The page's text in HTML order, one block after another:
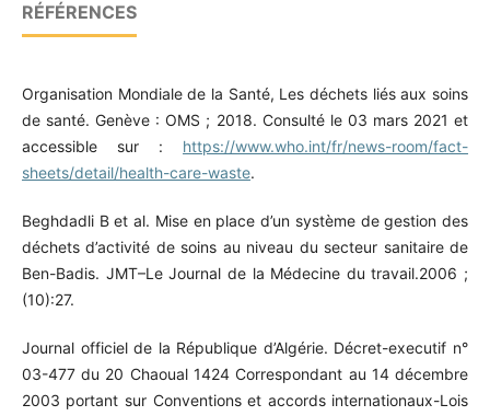
RÉFÉRENCES
Organisation Mondiale de la Santé, Les déchets liés aux soins
de santé. Genève : OMS ; 2018. Consulté le 03 mars 2021 et
accessible sur : https://www.who.int/fr/news-room/fact-
sheets/detail/health-care-waste.
Beghdadli B et al. Mise en place d’un système de gestion des
déchets d’activité de soins au niveau du secteur sanitaire de
Ben-Badis. JMT–Le Journal de la Médecine du travail.2006 ;
(10):27.
Journal officiel de la République d’Algérie. Décret-executif n°
03-477 du 20 Chaoual 1424 Correspondant au 14 décembre
2003 portant sur Conventions et accords internationaux-Lois